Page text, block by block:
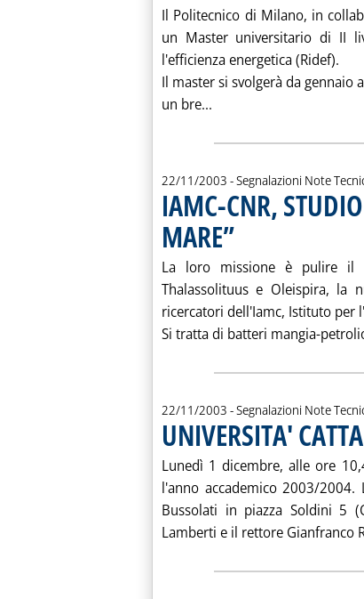
Il Politecnico di Milano, in
un Master universitario di II
l'efficienza energetica (Ridef).
Il master si svolgerà da
un bre...
22/11/2003 - Segnalazioni Note
IAMC-CNR,
MARE”. Pubblicata sabato 22
La loro missione è pulire il
Thalassolituus e Oleispira, la
ricercatori dell'Iamc, Istituto per
Si tratta di batteri mangia-
22/11/2003 - Segnalazioni Note
UNIVERSITA'
Lunedì 1 dicembre, alle ore
l'anno accademico 2003/
Bussolati in piazza Soldini 5
Lamberti e il rettore Gianfranco